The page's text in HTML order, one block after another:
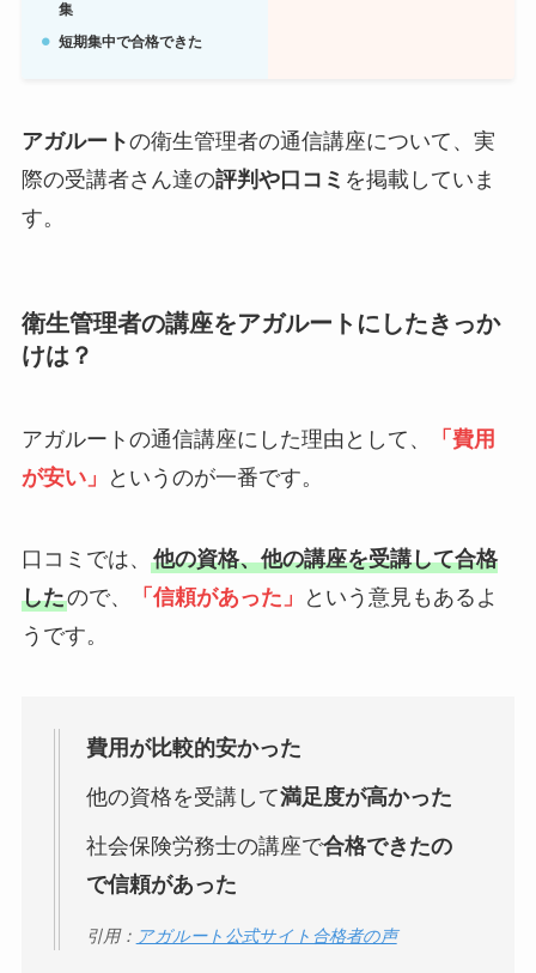
集
短期集中で合格できた
アガルートの衛生管理者の通信講座について、実
際の受講者さん達の評判や口コミ を掲載していま
す。
衛生管理者の講座をアガルートにしたきっか
けは？
アガルートの通信講座にした理由として、
「費用
が安い」
というのが一番です。
口コミでは、 他の資格、他の講座を受講して合格
したので、 「信頼があった」
という意見もあるよ
うです。
費用が比較的安かった
他の資格を受講して満足度が高かった
社会保険労務士の講座で合格できたの
で信頼があった
引用： アガルート公式サイト合格者の声